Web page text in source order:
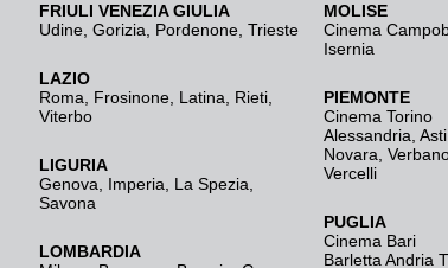
FRIULI VENEZIA GIULIA
Udine Gorizia Pordenone Trieste
LAZIO
Roma
Frosinone Latina Rieti
Viterbo
LIGURIA
Genova
Imperia La Spezia
Savona
LOMBARDIA
MOLISE
Cinema
Isernia
PIEMONTE
Cinema Torino
Alessandria Asti
Novara
Vercelli
PUGLIA
Cinema Bari
Barletta Andria